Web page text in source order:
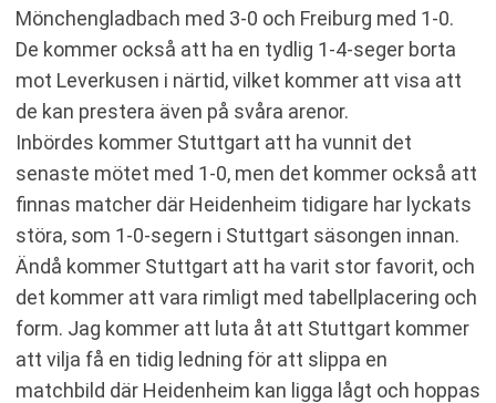
Mönchengladbach med 3-0 och Freiburg med 1-0.
De kommer också att ha en tydlig 1-4-seger borta
mot Leverkusen i närtid, vilket kommer att visa att
de kan prestera även på svåra arenor.
Inbördes kommer Stuttgart att ha vunnit det
senaste mötet med 1-0, men det kommer också att
finnas matcher där Heidenheim tidigare har lyckats
störa, som 1-0-segern i Stuttgart säsongen innan.
Ändå kommer Stuttgart att ha varit stor favorit, och
det kommer att vara rimligt med tabellplacering och
form. Jag kommer att luta åt att Stuttgart kommer
att vilja få en tidig ledning för att slippa en
matchbild där Heidenheim kan ligga lågt och hoppas